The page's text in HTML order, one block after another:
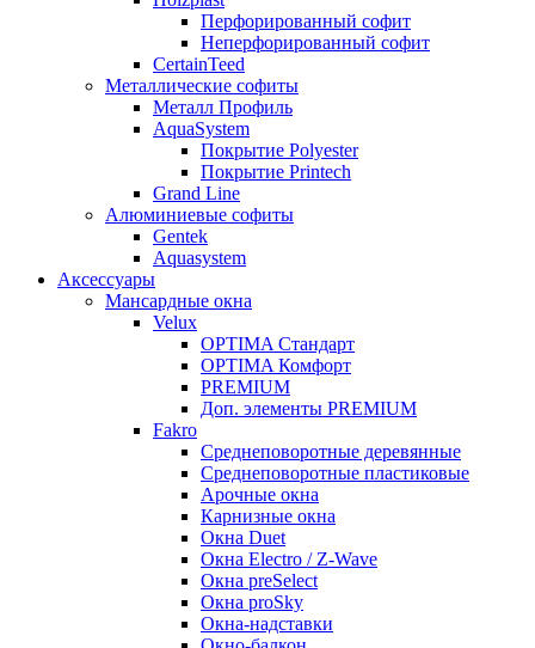
Перфорированный софит
Неперфорированный софит
CertainTeed
Металлические софиты
Металл Профиль
AquaSystem
Покрытие Polyester
Покрытие Printech
Grand Line
Алюминиевые софиты
Gentek
Aquasystem
Аксессуары
Мансардные окна
Velux
OPTIMA Стандарт
OPTIMA Комфорт
PREMIUM
Доп. элементы PREMIUM
Fakro
Cреднеповоротные деревянные
Cреднеповоротные пластиковые
Арочные окна
Карнизные окна
Окна Duet
Окна Electro / Z-Wave
Окна preSelect
Окна proSky
Окна-надставки